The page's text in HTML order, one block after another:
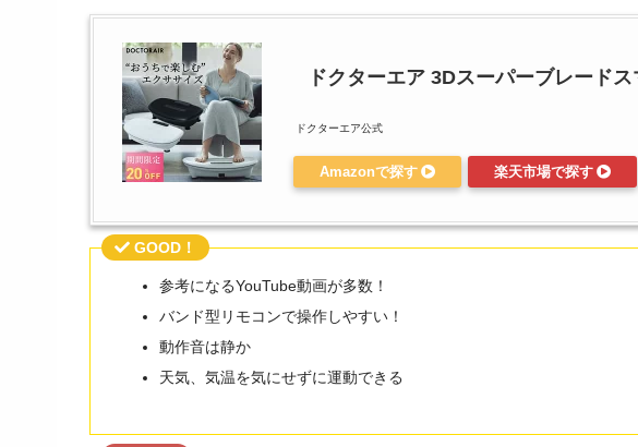
ドクターエア 3Dスーパーブレード
ドクターエア公式
Amazonで探す 楽天市場で探す
GOOD！
参考になるYouTube動画が多数！
バンド型リモコンで操作しやすい！
動作音は静か
天気、気温を気にせずに運動できる